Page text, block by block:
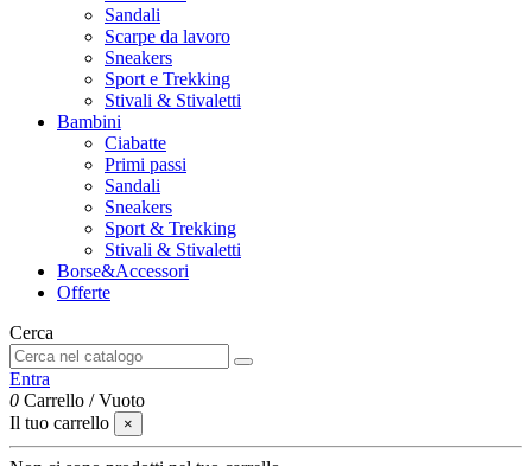
Sandali
Scarpe da lavoro
Sneakers
Sport e Trekking
Stivali & Stivaletti
Bambini
Ciabatte
Primi passi
Sandali
Sneakers
Sport & Trekking
Stivali & Stivaletti
Borse&Accessori
Offerte
Cerca
Entra
0 Carrello /Vuoto
Il tuo carrello
×